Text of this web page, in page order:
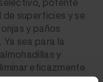
de superficies y se
y paños
sea para la
y
eficazmente